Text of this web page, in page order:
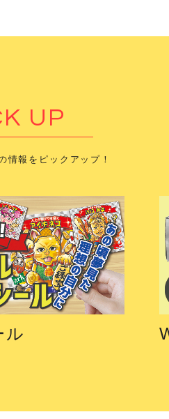
UP
情報をピックアップ！
ル